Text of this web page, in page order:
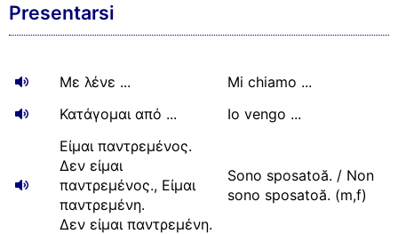
Presentarsi
Με λένε ...
Mi chiamo ...
Κατάγομαι από ...
Io vengo ...
Είμαι παντρεμένος.
Δεν είμαι
παντρεμένος., Είμαι
παντρεμένη.
Δεν είμαι παντρεμένη.
Sono sposatoă. / Non
sono sposatoă. (m,f)